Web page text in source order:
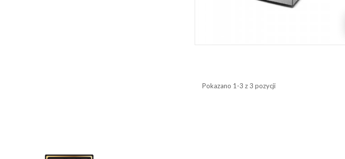
Pokazano 1-3 z 3 pozycji